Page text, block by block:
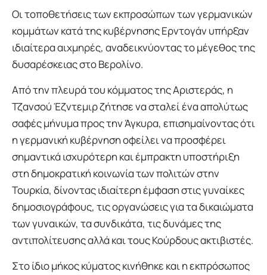
Οι τοποθετήσεις των εκπροσώπων των γερμανικών
κομμάτων κατά της κυβέρνησης Ερντογάν υπήρξαν
ιδιαίτερα αιχμηρές, αναδεικνύοντας το μέγεθος της
δυσαρέσκειας στο Βερολίνο.
Από την πλευρά του κόμματος της Αριστεράς, η
Τζανσού Έζντεμιρ ζήτησε να σταλεί ένα απολύτως
σαφές μήνυμα προς την Άγκυρα, επισημαίνοντας ότι
η γερμανική κυβέρνηση οφείλει να προσφέρει
σημαντικά ισχυρότερη και έμπρακτη υποστήριξη
στη δημοκρατική κοινωνία των πολιτών στην
Τουρκία, δίνοντας ιδιαίτερη έμφαση στις γυναίκες
δημοσιογράφους, τις οργανώσεις για τα δικαιώματα
των γυναικών, τα συνδικάτα, τις δυνάμες της
αντιπολίτευσης αλλά και τους Κούρδους ακτιβιστές.
Στο ίδιο μήκος κύματος κινήθηκε και η εκπρόσωπος